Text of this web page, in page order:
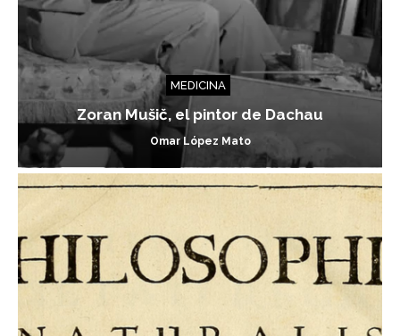
MEDICINA
Zoran Mušič, el pintor de Dachau
Omar López Mato